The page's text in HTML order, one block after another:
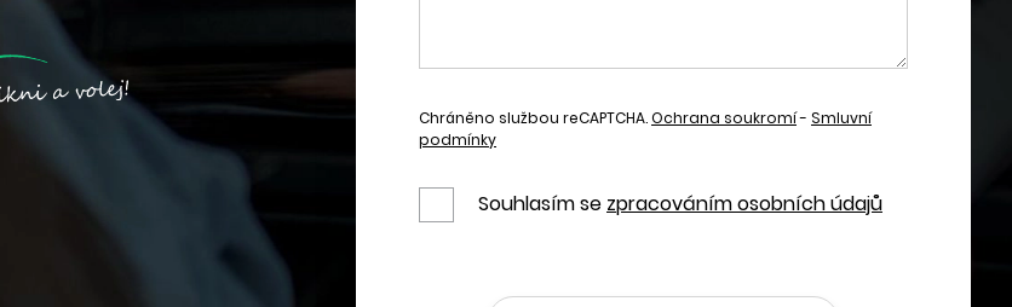
Chráněno službou reCAPTCHA.Ochrana soukromí- Smluvní
podmínky
Souhlasím se zpracováním osobních údajů